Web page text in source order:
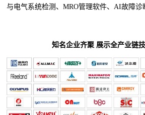
与电气系统检测、MRO管理软件、AI故障诊
知名企业齐聚 展示全产业链